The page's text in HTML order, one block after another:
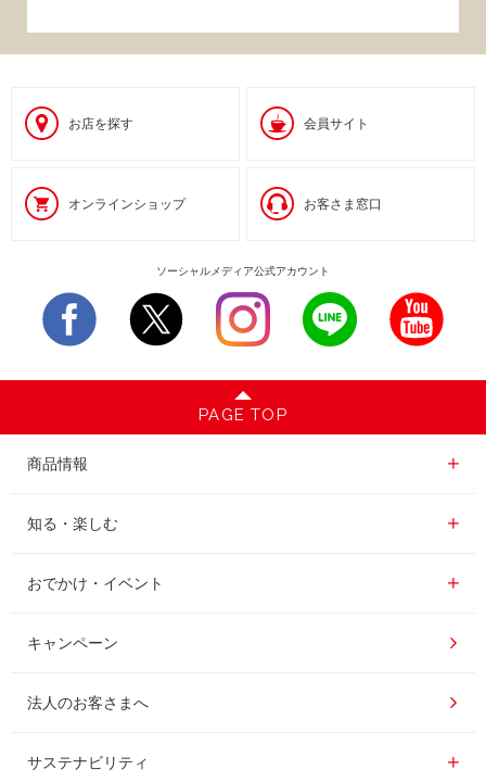
お店を探す 会員サイト
オンラインショップ お客さま窓口
ソーシャルメディア公式アカウント
PAGE TOP
商品情報
商品情報一覧
レギュラーコーヒー
インスタントコーヒー
ドリップポッド
知る・楽しむ
知る・楽しむ一覧
おいしいコーヒーの淹れ方
コーヒー百科
レシピ
おでかけ・イベント
おでかけ・イベント情報一覧
UCCコーヒー博物館
UCCコーヒーアカデミー
工場見学
キャンペーン
法人のお客さまへ
サステナビリティ
サステナビリティ